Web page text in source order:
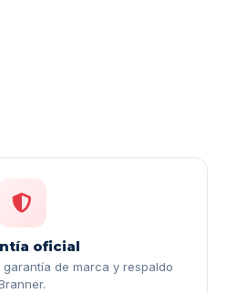
oficial
de marca y respaldo